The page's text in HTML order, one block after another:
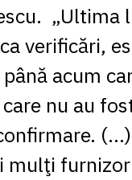
„Ultima
verificări,
acum
nu au
mulţi